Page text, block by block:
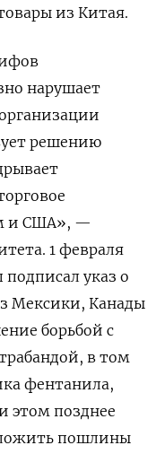
из Китая.
нарушает
решению
и США», —
1 февраля
указ о
Мексики, Канады
борьбой с
в том
фентанила,
этом позднее
пошлины